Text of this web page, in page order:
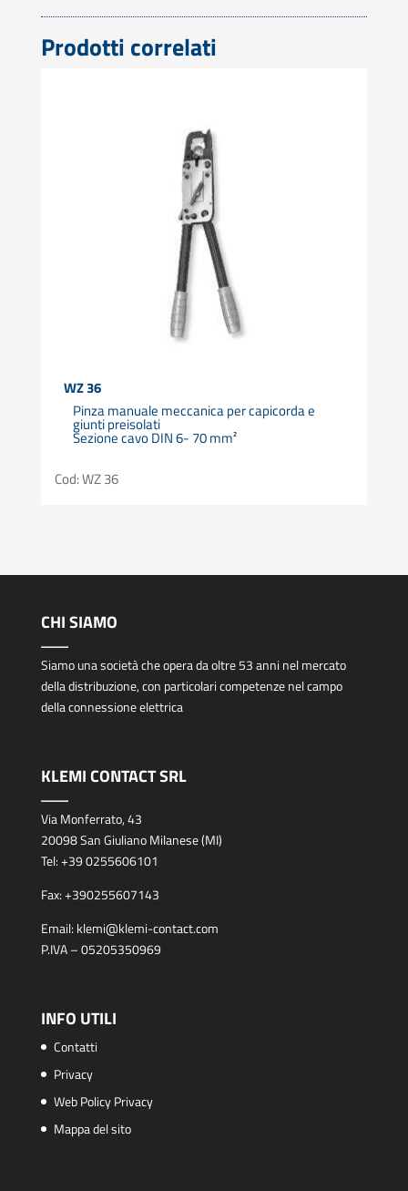
Prodotti correlati
WZ 36
Pinza manuale meccanica per capicorda e
giunti preisolati
Sezione cavo DIN 6- 70 mm²
Cod: WZ 36
CHI SIAMO
Siamo una società che opera da oltre 53 anni nel mercato
della distribuzione, con particolari competenze nel campo
della connessione elettrica
KLEMI CONTACT SRL
Via Monferrato, 43
20098 San Giuliano Milanese (MI)
Tel:+39 0255606101
Fax:+390255607143
Email: klemi@klemi-contact.com
P.IVA – 05205350969
INFO UTILI
Contatti
Privacy
Web Policy Privacy
Mappa del sito